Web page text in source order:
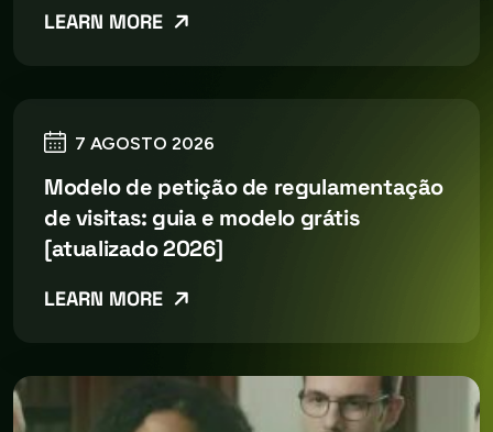
LEARN MORE
7 AGOSTO 2026
Modelo de petição de regulamentação
de visitas: guia e modelo grátis
[atualizado 2026]
LEARN MORE